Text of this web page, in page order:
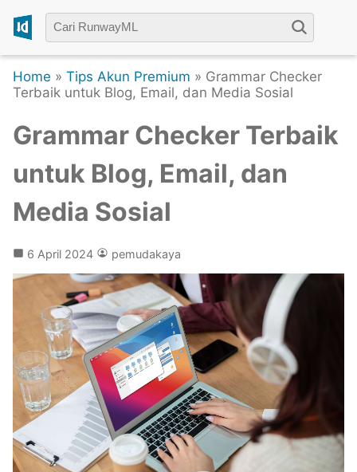
Home » Tips Akun Premium » Grammar Checker
Terbaik untuk Blog, Email, dan Media Sosial
Grammar Checker Terbaik
untuk Blog, Email, dan
Media Sosial
6 April 2024 pemudakaya